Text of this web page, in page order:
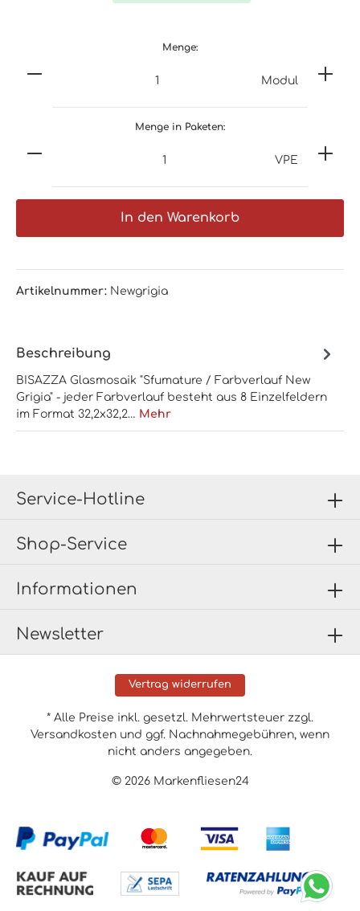
Menge:
Modul
Menge in Paketen:
VPE
In den Warenkorb
Artikelnummer: Newgrigia
Beschreibung
BISAZZA Glasmosaik "Sfumature / Farbverlauf New
Grigia" - jeder Farbverlauf besteht aus 8 Einzelfeldern
im Format 32,2x32,2… Mehr
Newsletter
Service-Hotline
Shop-Service
Informationen
Vertrag widerrufen
© 2026 Markenfliesen24
* Alle Preise inkl. gesetzl. Mehrwertsteuer zzgl.
Versandkosten und ggf. Nachnahmegebühren, wenn
nicht anders angegeben.